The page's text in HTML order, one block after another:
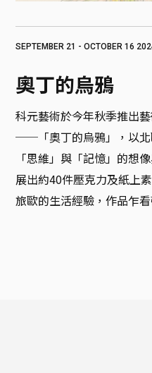
SEPTEMBER 21 - OCTOBER 16
奧丁的烏鴉
科元藝術於今年秋季推出
──「奧丁的烏鴉」，以北
「思維」與「記憶」的想
展出約40件壓克力及紙上
旅歐的生活經驗，作品乍